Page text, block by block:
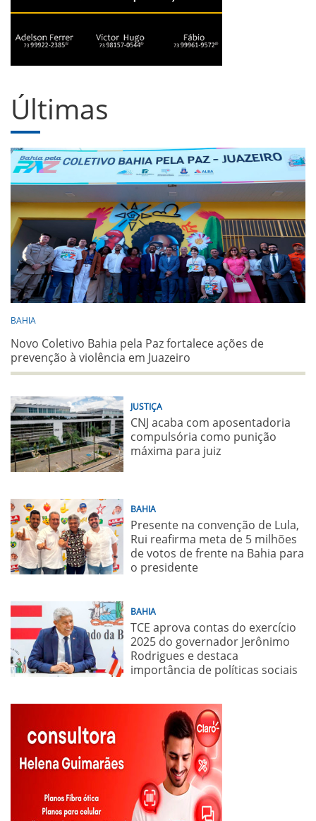
Últimas
BAHIA
Novo Coletivo Bahia pela Paz fortalece ações de
prevenção à violência em Juazeiro
JUSTIÇA
CNJ acaba com aposentadoria
compulsória como punição
máxima para juiz
BAHIA
Presente na convenção de Lula,
Rui reafirma meta de 5 milhões
de votos de frente na Bahia para
o presidente
BAHIA
TCE aprova contas do exercício
2025 do governador Jerônimo
Rodrigues e destaca
importância de políticas sociais